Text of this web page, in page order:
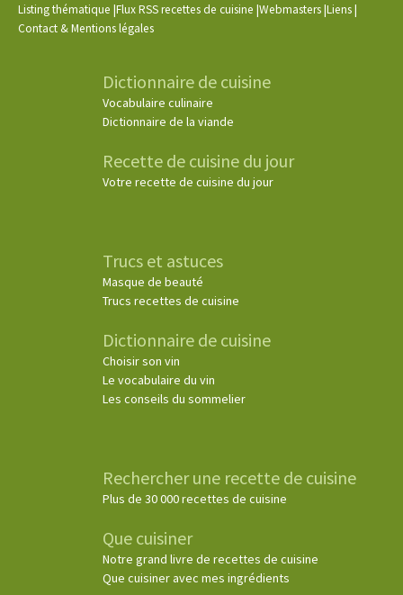
Listing thématique |Flux RSS recettes de cuisine |Webmasters|Liens|
Contact & Mentions légales
Dictionnaire de cuisine
Vocabulaire culinaire
Dictionnaire de la viande
Recette de cuisine du jour
Votre recette de cuisine du jour
Trucs et astuces
Masque de beauté
Trucs recettes de cuisine
Dictionnaire de cuisine
Choisir son vin
Le vocabulaire du vin
Les conseils du sommelier
Rechercher une recette de cuisine
Plus de 30 000 recettes de cuisine
Que cuisiner
Notre grand livre de recettes de cuisine
Que cuisiner avec mes ingrédients